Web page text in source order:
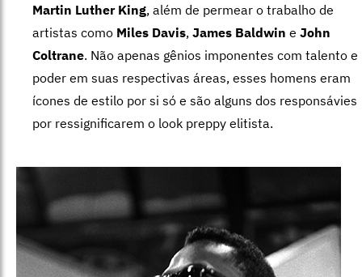
Martin Luther King, além de permear o trabalho de
artistas como Miles Davis, James Baldwin e John
Coltrane. Não apenas gênios imponentes com talento e
poder em suas respectivas áreas, esses homens eram
ícones de estilo por si só e são alguns dos responsávies
por ressignificarem o look preppy elitista.